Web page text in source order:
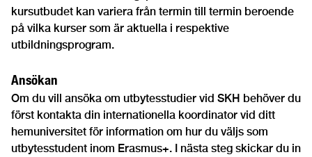
kursutbudet kan variera från termin till termin beroende
på vilka kurser som är aktuella i respektive
utbildningsprogram.
Ansökan
Om du vill ansöka om utbytesstudier vid SKH behöver du
först kontakta din internationella koordinator vid ditt
hemuniversitet för information om hur du väljs som
utbytesstudent inom Erasmus+. I nästa steg skickar du in